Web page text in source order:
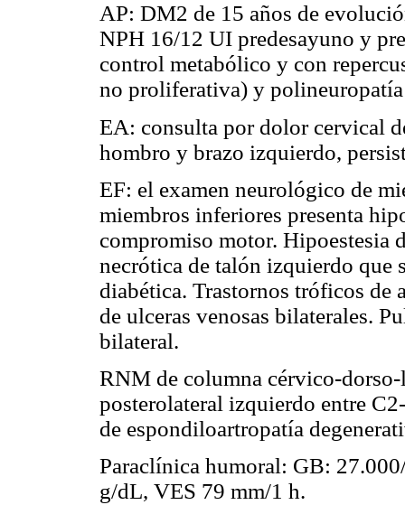
AP: DM2 de 15 años de
NPH 16/12 UI predesayuno y
control metabólico y con
no proliferativa) y
EA: consulta por dolor cervical
hombro y brazo izquierdo,
EF: el examen neurológico de
miembros inferiores presenta
compromiso motor. Hipoestesia
necrótica de talón izquierdo que
diabética. Trastornos tróficos de
de ulceras venosas bilaterales.
bilateral.
RNM de columna cérvico-
posterolateral izquierdo entre
de espondiloartropatía
Paraclínica humoral: GB:
g/dL, VES 79 mm/1 h.